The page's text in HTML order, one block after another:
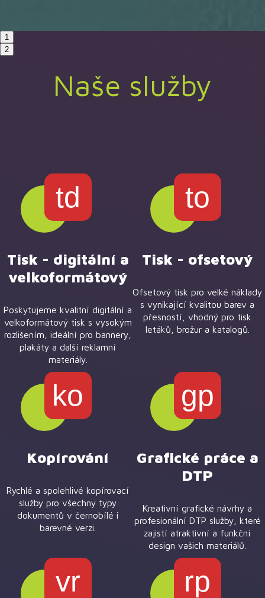
1
2
Naše služby
td
Tisk - digitální a
velkoformátový
Poskytujeme kvalitní digitální a
velkoformátový tisk s vysokým
rozlišením, ideální pro bannery,
plakáty a další reklamní
materiály.
to
Tisk - ofsetový
Ofsetový tisk pro velké náklady
s vynikající kvalitou barev a
přesností, vhodný pro tisk
letáků, brožur a katalogů.
ko
Kopírování
Rychlé a spolehlivé kopírovací
služby pro všechny typy
dokumentů v černobílé i
barevné verzi.
gp
Grafické práce a
DTP
Kreativní grafické návrhy a
profesionální DTP služby, které
zajistí atraktivní a funkční
design vašich materiálů.
vr rp